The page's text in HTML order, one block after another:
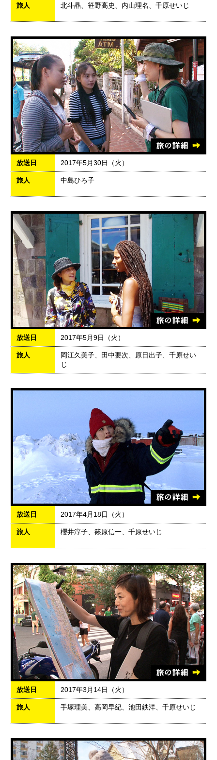
旅人 北斗晶、笹野高史、内山理名、千原せいじ
放送日 2017年5月30日（火）
旅人 中島ひろ子
放送日 2017年5月9日（火）
旅人
岡江久美子、田中要次、原日出子、千原せい
じ
放送日 2017年4月18日（火）
旅人 櫻井淳子、篠原信一、千原せいじ
放送日 2017年3月14日（火）
旅人 手塚理美、高岡早紀、池田鉄洋、千原せいじ